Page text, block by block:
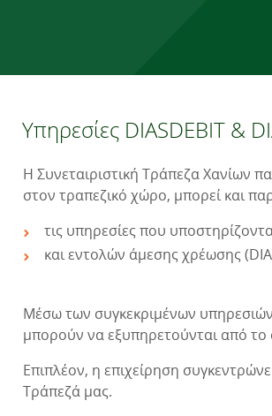
Υπηρεσίες DIASDEBIT &
Η Συνεταιριστική Τράπεζα Χανίων
στον τραπεζικό χώρο, μπορεί και
τις υπηρεσίες που
και εντολών άμεσης χρέωσης
Μέσω των συγκεκριμένων υπηρεσιών
μπορούν να εξυπηρετούνται από
Επιπλέον, η επιχείρηση
Τράπεζά μας.